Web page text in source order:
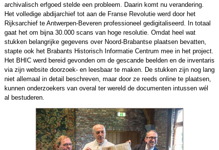
archivalisch erfgoed stelde een probleem. Daarin komt nu verandering.
Het volledige abdijarchief tot aan de Franse Revolutie werd door het
Rijksarchief te Antwerpen-Beveren professioneel gedigitaliseerd. In totaal
gaat het om bijna 30.000 scans van hoge resolutie. Omdat heel wat
stukken belangrijke gegevens over Noord-Brabantse plaatsen bevatten,
stapte ook het Brabants Historisch Informatie Centrum mee in het project.
Het BHIC werd bereid gevonden om de gescande beelden en de inventaris
via zijn website doorzoek- en leesbaar te maken. De stukken zijn nog lang
niet allemaal in detail beschreven, maar door ze reeds online te plaatsen,
kunnen onderzoekers van overal ter wereld de documenten intussen wél
al bestuderen.